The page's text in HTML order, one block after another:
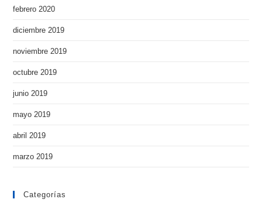
febrero 2020
diciembre 2019
noviembre 2019
octubre 2019
junio 2019
mayo 2019
abril 2019
marzo 2019
Categorías